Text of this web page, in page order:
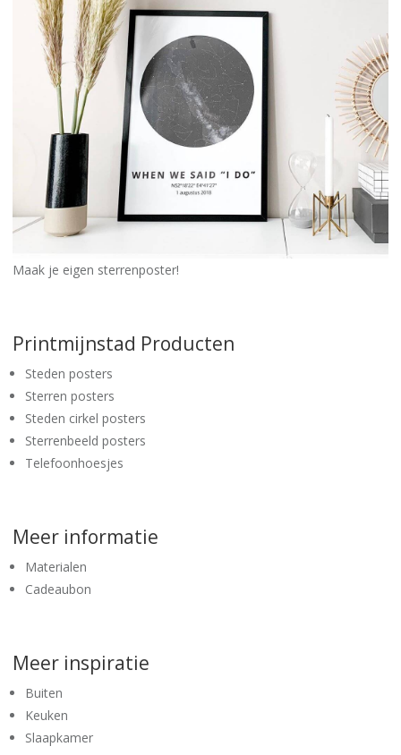
Maak je eigen sterrenposter!
Printmijnstad Producten
Steden posters
Sterren posters
Steden cirkel posters
Sterrenbeeld posters
Telefoonhoesjes
Meer informatie
Materialen
Cadeaubon
Meer inspiratie
Buiten
Keuken
Slaapkamer